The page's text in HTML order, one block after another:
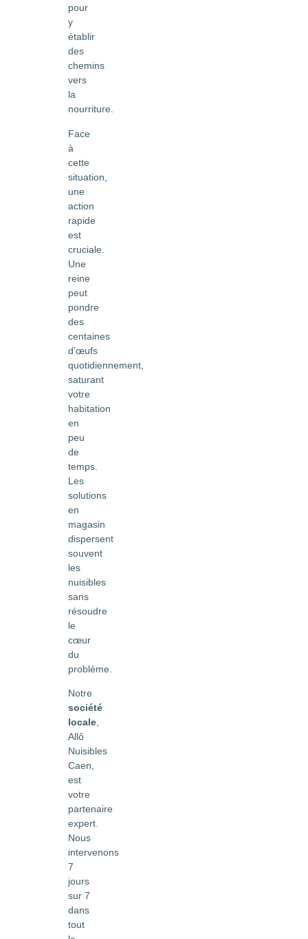
pour
y
établir
des
chemins
vers
la
nourriture.
Face
à
cette
situation,
une
action
rapide
est
cruciale.
Une
reine
peut
pondre
des
centaines
d’œufs
quotidiennement,
saturant
votre
habitation
en
peu
de
temps.
Les
solutions
en
magasin
dispersent
souvent
les
nuisibles
sans
résoudre
le
cœur
du
problème.
Notre
société
locale
Allô
Nuisibles
Caen,
est
votre
partenaire
expert.
Nous
intervenons
7
jours
sur 7
dans
tout